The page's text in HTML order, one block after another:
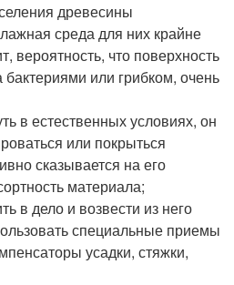
древесины
среда для них крайне
вероятность, что поверхность
или грибком, очень
в естественных условиях, он
или покрыться
сказывается на его
материала;
в дело и возвести из него
специальные приемы
усадки, стяжки,